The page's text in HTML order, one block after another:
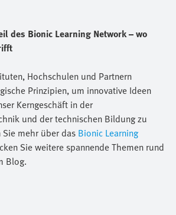
des Bionic Learning Network – wo
Hochschulen und Partnern
Prinzipien, um innovative Ideen
Kerngeschäft in der
und der technischen Bildung zu
mehr über das Bionic Learning
Sie weitere spannende Themen rund
Blog.